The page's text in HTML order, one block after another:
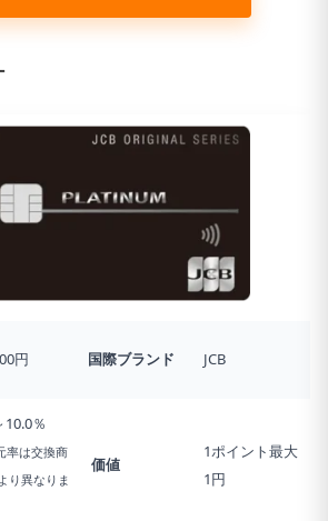
円 国際ブランド JCB
10.0％
率は交換商
り異なりま
価値
1ポイント最大
1円